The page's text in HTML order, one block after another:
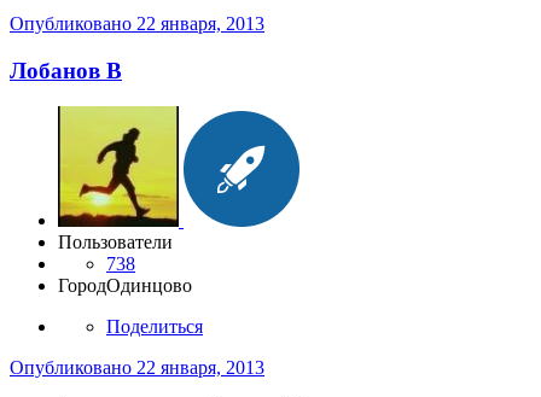
Опубликовано 22 января, 2013
Лобанов В
Пользователи
738
ГородОдинцово
Поделиться
Опубликовано 22 января, 2013